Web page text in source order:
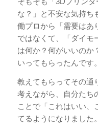
な？」と不安な気持ち
働プロから「需要はあ
ではなくて、「ダイモ
は何か？何がいいのか
いってもらったんです。
教えてもらってその通
考えながら、自分たち
ことで「これはいい、
てるようになりました。